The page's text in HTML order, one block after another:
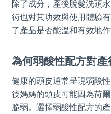
除了成分，產後脫髮洗頭
術也對其功效與使用體驗
了產品是否能溫和有效地作
為何弱酸性配方對產
健康的頭皮通常呈現弱酸
後媽媽的頭皮可能因為荷
脆弱。選擇弱酸性配方的